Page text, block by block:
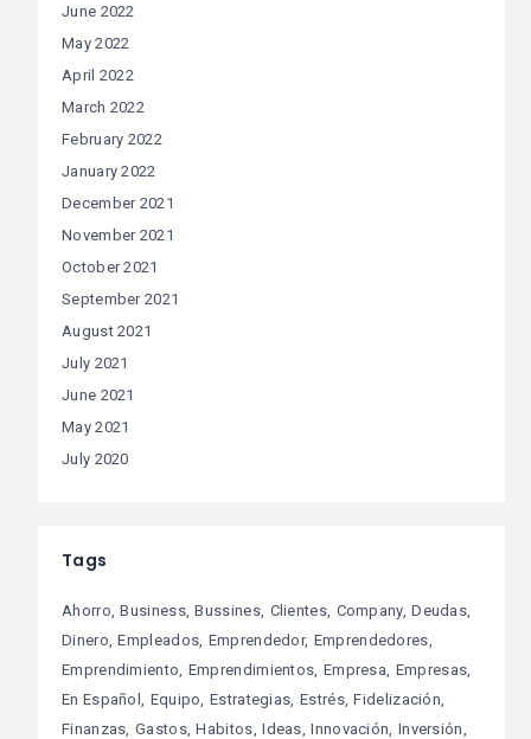
June 2022
May 2022
April 2022
March 2022
February 2022
January 2022
December 2021
November 2021
October 2021
September 2021
August 2021
July 2021
June 2021
May 2021
July 2020
Tags
Ahorro Business Bussines Clientes Company Deudas
Dinero Empleados Emprendedor Emprendedores
Emprendimiento Emprendimientos Empresa Empresas
En Español Equipo Estrategias Estrés Fidelización
Finanzas Gastos Habitos Ideas Innovación Inversión